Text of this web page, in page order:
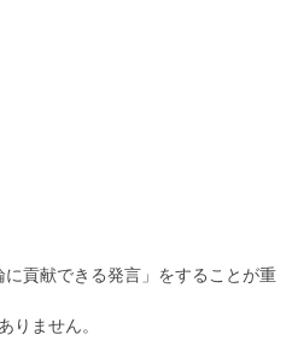
貢献できる発言」をすることが重
りません。